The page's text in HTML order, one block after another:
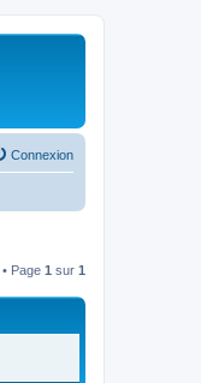
Connexion
Page 1 sur 1